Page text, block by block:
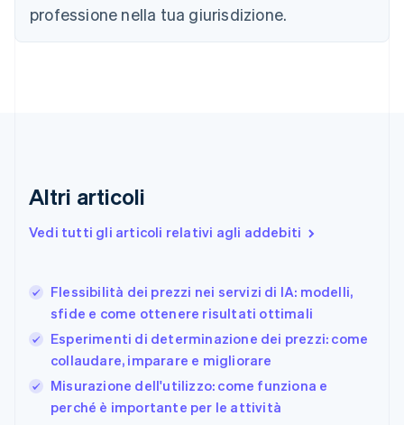
professione nella tua giurisdizione.
Altri articoli
Vedi tutti gli articoli relativi agli addebiti
Flessibilità dei prezzi nei servizi di IA: modelli,
sfide e come ottenere risultati ottimali
Esperimenti di determinazione dei prezzi: come
collaudare, imparare e migliorare
Misurazione dell'utilizzo: come funziona e
perché è importante per le attività
English
EnglishSvenska
FrançaisEnglish
Giappone
日本語 English
English
Grecia
English
India